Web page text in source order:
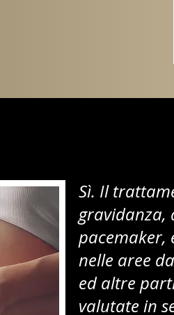
Sì. Il
gravidanza,
pacemaker,
nelle aree
ed altre
valutate in